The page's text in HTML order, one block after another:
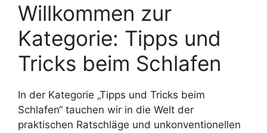
Willkommen zur
Kategorie: Tipps und
Tricks beim Schlafen
In der Kategorie „Tipps und Tricks beim
Schlafen“ tauchen wir in die Welt der
praktischen Ratschläge und unkonventionellen